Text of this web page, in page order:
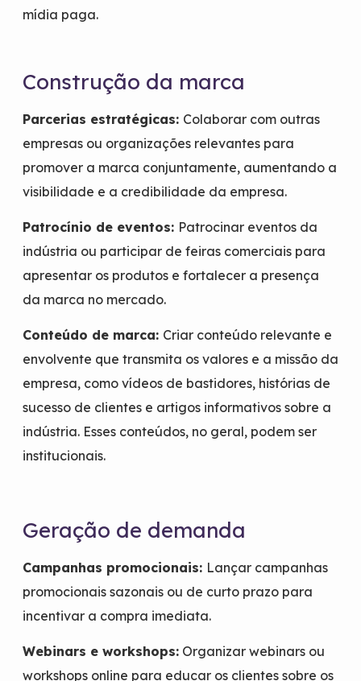
mídia paga.
Construção da marca
Parcerias estratégicas: Colaborar com outras
empresas ou organizações relevantes para
promover a marca conjuntamente, aumentando a
visibilidade e a credibilidade da empresa.
Patrocínio de eventos: Patrocinar eventos da
indústria ou participar de feiras comerciais para
apresentar os produtos e fortalecer a presença
da marca no mercado.
Conteúdo de marca: Criar conteúdo relevante e
envolvente que transmita os valores e a missão da
empresa, como vídeos de bastidores, histórias de
sucesso de clientes e artigos informativos sobre a
indústria. Esses conteúdos, no geral, podem ser
institucionais.
Geração de demanda
Campanhas promocionais: Lançar campanhas
promocionais sazonais ou de curto prazo para
incentivar a compra imediata.
Webinars e workshops:Organizar webinars ou
workshops online para educar os clientes sobre os